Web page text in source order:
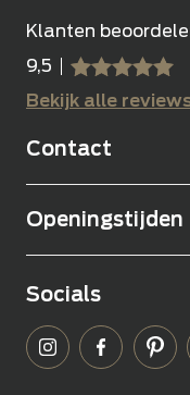
Klanten
9,5
sssss
SSSSS
Bekijk alle
Contact
Openingstijden
Socials